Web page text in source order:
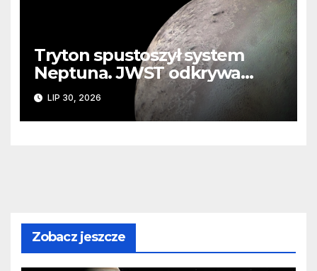
Tryton spustoszył system
Neptuna. JWST odkrywa
ślady kosmicznej katastrofy i
zaginionego lodu
LIP 30, 2026
Zobacz jeszcze